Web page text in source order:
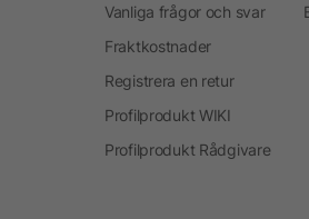
Vanliga frågor och svar
Fraktkostnader
Registrera en retur
Profilprodukt WIKI
Profilprodukt Rådgivare